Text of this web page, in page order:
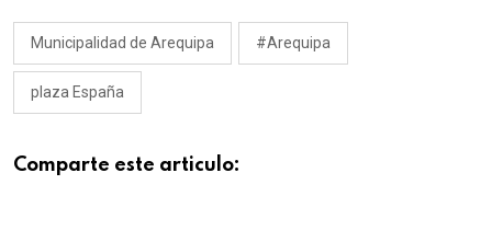
Municipalidad de Arequipa #Arequipa
plaza España
Comparte este articulo: